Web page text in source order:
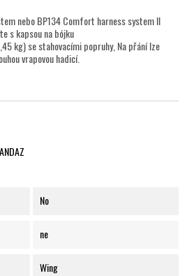
nebo BP134 Comfort harness system II
s kapsou na bójku
kg) se stahovacími popruhy, Na přání lze
vrapovou hadicí.
No
ne
Wing